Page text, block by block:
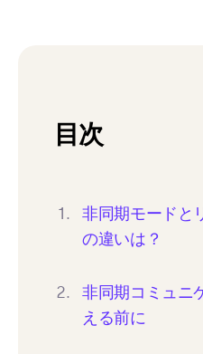
目次
非同期モードと
の違いは？
非同期コミュニ
える前に